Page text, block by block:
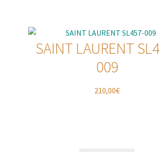
SAINT LAURENT
009
210,00€